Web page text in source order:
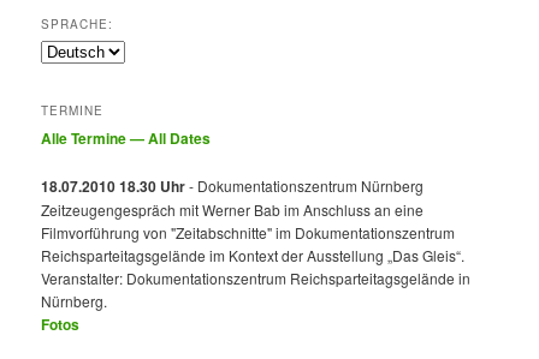
SPRACHE:
TERMINE
Alle Termine — All Dates
18.07.2010 18.30 Uhr- Dokumentationszentrum Nürnberg
Zeitzeugengespräch mit Werner Bab im Anschluss an eine
Filmvorführung von "Zeitabschnitte" im Dokumentationszentrum
Reichsparteitagsgelände im Kontext der Ausstellung „Das Gleis“.
Veranstalter: Dokumentationszentrum Reichsparteitagsgelände in
Nürnberg.
Fotos